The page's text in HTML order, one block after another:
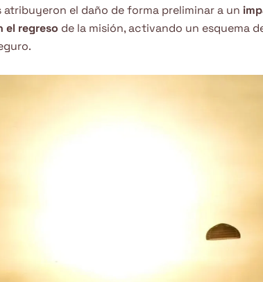
el daño de forma preliminar a un
el regreso de la misión, activando un esquema